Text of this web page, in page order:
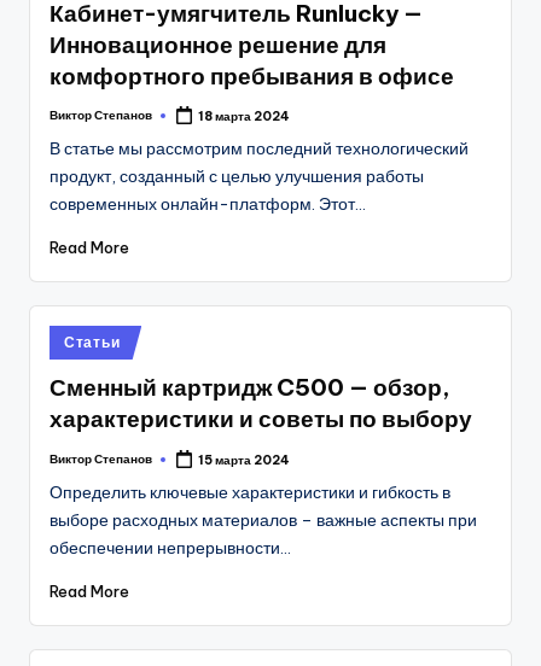
Кабинет-умягчитель Runlucky —
Инновационное решение для
комфортного пребывания в офисе
Posted
Виктор Степанов 18 марта 2024
В статье мы рассмотрим последний технологический
продукт, созданный с целью улучшения работы
современных онлайн-платформ. Этот…
Read More
Posted
in
Статьи
Сменный картридж C500 — обзор,
характеристики и советы по выбору
Posted
Виктор Степанов 15 марта 2024
Определить ключевые характеристики и гибкость в
выборе расходных материалов – важные аспекты при
обеспечении непрерывности…
Read More